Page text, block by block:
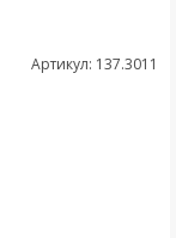
Артикул: 137.3011